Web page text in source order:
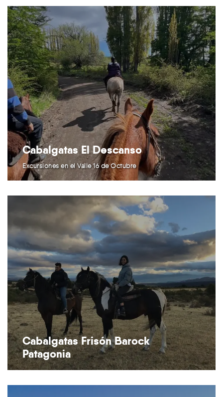
Cabalgatas El Descanso
Excursiones en el Valle 16 de Octubre
Cabalgatas Frisón Barock
Patagonia